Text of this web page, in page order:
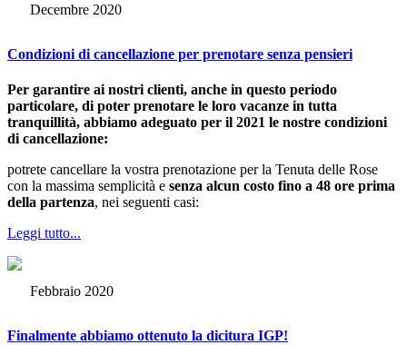
Decembre 2020
Condizioni di cancellazione per prenotare senza pensieri
Per garantire ai nostri clienti, anche in questo periodo
particolare, di poter prenotare le loro vacanze in tutta
tranquillità, abbiamo adeguato per il 2021 le nostre condizioni
di cancellazione:
potrete cancellare la vostra prenotazione per la Tenuta delle Rose
con la massima semplicità e senza alcun costo fino a 48 ore prima
della partenza, nei seguenti casi:
Leggi tutto...
Febbraio 2020
Finalmente abbiamo ottenuto la dicitura IGP!